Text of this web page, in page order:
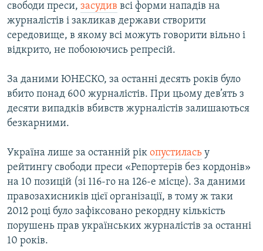
свободи преси, засудив всі форми нападів на
журналістів і закликав держави створити
середовище, в якому всі можуть говорити вільно і
відкрито, не побоюючись репресій.
За даними ЮНЕСКО, за останні десять років було
вбито понад 600 журналістів. При цьому дев’ять з
десяти випадків вбивств журналістів залишаються
безкарними.
Україна лише за останній рік опустилась у
рейтингу свободи преси «Репортерів без кордонів»
на 10 позицій (зі 116-го на 126-е місце). За даними
правозахисників цієї організації, в тому ж таки
2012 році було зафіксовано рекордну кількість
порушень прав українських журналістів за останні
10 років.